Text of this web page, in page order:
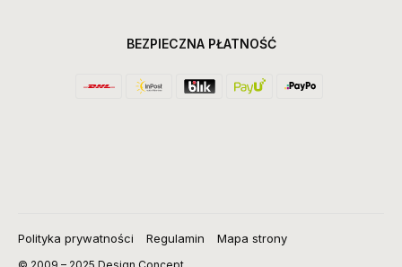
BEZPIECZNA PŁATNOŚĆ
Polityka prywatności Regulamin Mapa strony